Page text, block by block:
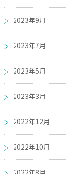
2023年9月
2023年7月
2023年5月
2023年3月
2022年12月
2022年10月
2022年8月